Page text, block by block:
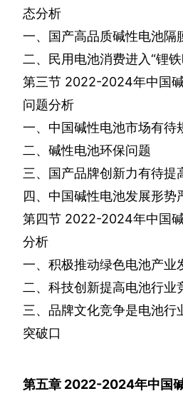
态分析
一、国产高品质碱性电池隔
二、民用电池消费进入“锂铁
第三节 2022-2024年中国
问题分析
一、中国碱性电池市场有待
二、碱性电池环保问题
三、国产品牌创新力有待提
四、中国碱性电池发展形势
第四节 2022-2024年中国
分析
一、积极推动绿色电池产业
二、科技创新提高电池行业
三、品牌文化竞争是电池行
突破口
第五章 2022-2024年中国